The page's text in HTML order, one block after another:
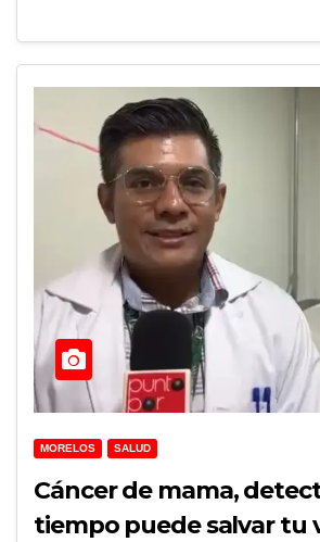
MORELOS SALUD
Cáncer de mama,
tiempo puede salvar tu